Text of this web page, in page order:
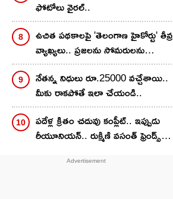
ఫోటోలు వైర‌ల్..
ఉచిత పథకాలపై 'తెలంగాణ హైకోర్టు' తీవ్ర
వ్యాఖ్యలు.. ప్రజలను సోమరులను
చేస్తున్నారు.. ఇది చాలా ప్రమాదం
నేతన్న నిధులు రూ.25000 వచ్చేశాయి..
మీకు రాకపోతే ఇలా చేయండి..
ప‌దేళ్ల క్రితం చ‌దువు కంప్లీట్.. ఇప్పుడు
రీయూనియన్.. రుక్మిణి వసంత్ ఫ్రెండ్స్‌ను